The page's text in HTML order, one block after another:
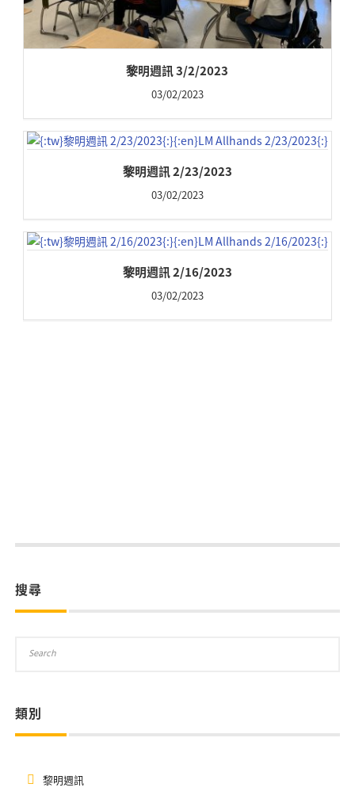
黎明週訊 3/2/2023
03/02/2023
黎明週訊 2/23/2023
03/02/2023
黎明週訊 2/16/2023
03/02/2023
搜尋
類別
黎明週訊